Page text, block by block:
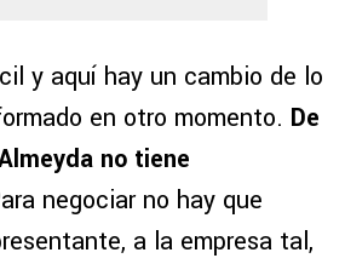
y aquí hay un cambio de lo
en otro momento. De
no tiene
negociar no hay que
a la empresa tal,